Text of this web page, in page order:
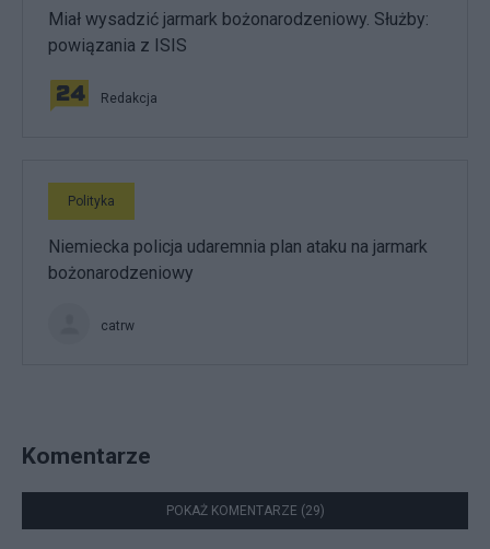
Miał wysadzić jarmark bożonarodzeniowy. Służby:
powiązania z ISIS
Redakcja
Polityka
Niemiecka policja udaremnia plan ataku na jarmark
bożonarodzeniowy
catrw
Komentarze
POKAŻ KOMENTARZE (29)